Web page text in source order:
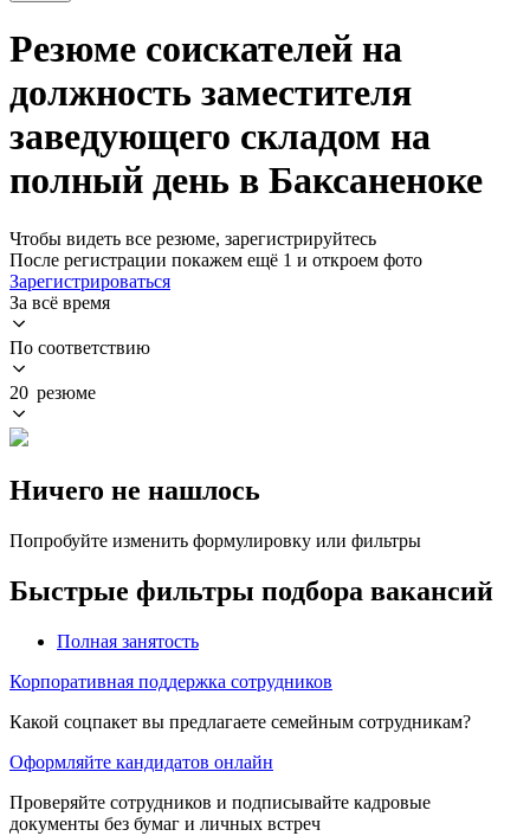
Резюме соискателей на
должность заместителя
заведующего складом на
полный день в Баксаненоке
Чтобы видеть все резюме, зарегистрируйтесь
После регистрации покажем ещё 1 и откроем фото
Зарегистрироваться
За всё время
По соответствию
20 резюме
Ничего не нашлось
Попробуйте изменить формулировку или фильтры
Быстрые фильтры подбора вакансий
Полная занятость
Корпоративная поддержка сотрудников
Какой соцпакет вы предлагаете семейным сотрудникам?
Оформляйте кандидатов онлайн
Проверяйте сотрудников и подписывайте кадровые
документы без бумаг и личных встреч